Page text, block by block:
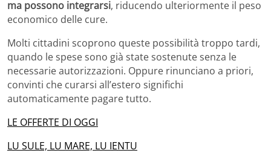
ma possono integrarsi, riducendo ulteriormente il peso
economico delle cure.
Molti cittadini scoprono queste possibilità troppo tardi,
quando le spese sono già state sostenute senza le
necessarie autorizzazioni. Oppure rinunciano a priori,
convinti che curarsi all’estero significhi
automaticamente pagare tutto.
LE OFFERTE DI OGGI
LU SULE, LU MARE, LU IENTU